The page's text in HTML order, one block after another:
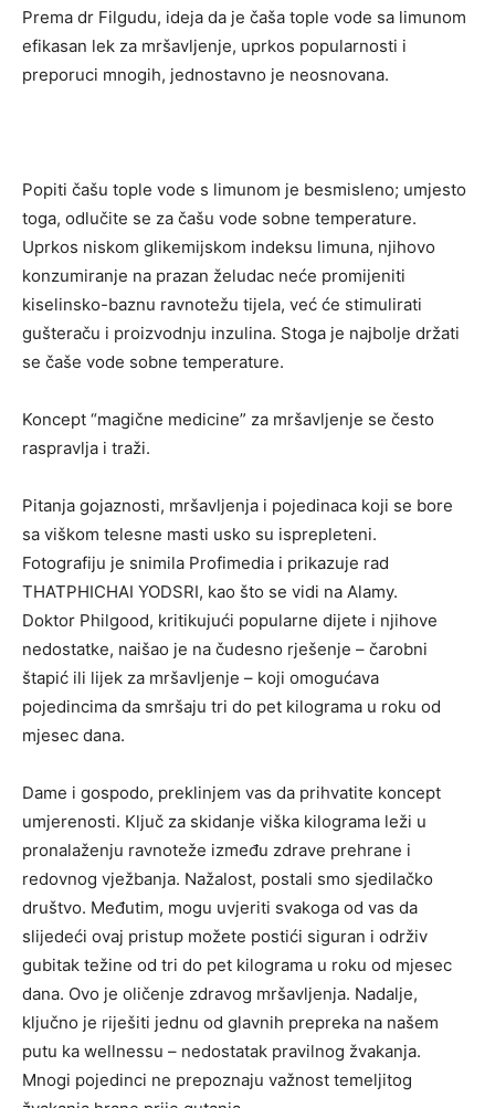
Prema dr Filgudu, ideja da je čaša tople vode sa limunom
efikasan lek za mršavljenje, uprkos popularnosti i
preporuci mnogih, jednostavno je neosnovana.
Popiti čašu tople vode s limunom je besmisleno; umjesto
toga, odlučite se za čašu vode sobne temperature.
Uprkos niskom glikemijskom indeksu limuna, njihovo
konzumiranje na prazan želudac neće promijeniti
kiselinsko-baznu ravnotežu tijela, već će stimulirati
gušteraču i proizvodnju inzulina. Stoga je najbolje držati
se čaše vode sobne temperature.
Koncept “magične medicine” za mršavljenje se često
raspravlja i traži.
Pitanja gojaznosti, mršavljenja i pojedinaca koji se bore
sa viškom telesne masti usko su isprepleteni.
Fotografiju je snimila Profimedia i prikazuje rad
THATPHICHAI YODSRI, kao što se vidi na Alamy.
Doktor Philgood, kritikujući popularne dijete i njihove
nedostatke, naišao je na čudesno rješenje – čarobni
štapić ili lijek za mršavljenje – koji omogućava
pojedincima da smršaju tri do pet kilograma u roku od
mjesec dana.
Dame i gospodo, preklinjem vas da prihvatite koncept
umjerenosti. Ključ za skidanje viška kilograma leži u
pronalaženju ravnoteže između zdrave prehrane i
redovnog vježbanja. Nažalost, postali smo sjedilačko
društvo. Međutim, mogu uvjeriti svakoga od vas da
slijedeći ovaj pristup možete postići siguran i održiv
gubitak težine od tri do pet kilograma u roku od mjesec
dana. Ovo je oličenje zdravog mršavljenja. Nadalje,
ključno je riješiti jednu od glavnih prepreka na našem
putu ka wellnessu – nedostatak pravilnog žvakanja.
Mnogi pojedinci ne prepoznaju važnost temeljitog